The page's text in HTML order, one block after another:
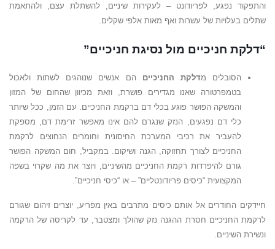
והתפקוד נפגע, לפריודונט – לעקירות שיניים, להשתלת עצם, ולהתאמת
שתלים בעלויות של עשרות ואף מאות אלפי שקלים.
“דלקת חניכיים מול נסיגת חניכיים”
הסובלים מדלקת החניכיים הם אנשים שנוהגים לשתות ולאכול
בטמפרטורה שאנו מגדירים פושרת, וזאת מכיוון שהחום של המזון
והמשקה הפושר פוגע בכלי דם ברקמת החניכיים. עם הזמן, ככל שיותר
כלי דם נפגעים, הנזק שנגרם להם אינו מאפשר זרימת דם, מספקת
להעביר את רכיבי המערכת החיסונית וחומרים הנחוצים לרקמת
החניכיים לצורך תחזוקה, הגנה ושיקום. במקביל, חום המשקה הפושר
גורם להיפרדות רקמת החניכיים מהשיניים, ויוצר את מה שקרוי בשפה
המקצועית “כיסים פריודונטליים” – או “כיסי חניכיים”.
חיידקים החודרים אל אותם כיסים מתרבים באין מפריע, יוצרים זיהום שגורם
לרקמת החניכיים חסרת ההגנה נזק שהולך ומצטבר, עד לקריסה של הרקמה
ונשירת השיניים.